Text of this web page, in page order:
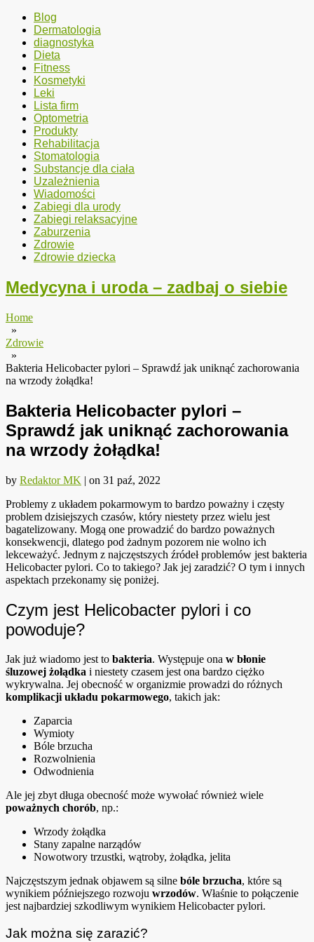
Blog
Dermatologia
diagnostyka
Dieta
Fitness
Kosmetyki
Leki
Lista firm
Optometria
Produkty
Rehabilitacja
Stomatologia
Substancje dla ciała
Uzależnienia
Wiadomości
Zabiegi dla urody
Zabiegi relaksacyjne
Zaburzenia
Zdrowie
Zdrowie dziecka
Medycyna i uroda – zadbaj o siebie
Home
»
Zdrowie
»
Bakteria Helicobacter pylori – Sprawdź jak uniknąć zachorowania
na wrzody żołądka!
Bakteria Helicobacter pylori –
Sprawdź jak uniknąć zachorowania
na wrzody żołądka!
by Redaktor MK | on 31 paź, 2022
Problemy z układem pokarmowym to bardzo poważny i częsty
problem dzisiejszych czasów, który niestety przez wielu jest
bagatelizowany. Mogą one prowadzić do bardzo poważnych
konsekwencji, dlatego pod żadnym pozorem nie wolno ich
lekceważyć. Jednym z najczęstszych źródeł problemów jest bakteria
Helicobacter pylori. Co to takiego? Jak jej zaradzić? O tym i innych
aspektach przekonamy się poniżej.
Czym jest Helicobacter pylori i co
powoduje?
Jak już wiadomo jest to bakteria. Występuje ona w błonie
śluzowej żołądka i niestety czasem jest ona bardzo ciężko
wykrywalna. Jej obecność w organizmie prowadzi do różnych
komplikacji układu pokarmowego, takich jak:
Zaparcia
Wymioty
Bóle brzucha
Rozwolnienia
Odwodnienia
Ale jej zbyt długa obecność może wywołać również wiele
poważnych chorób, np.:
Wrzody żołądka
Stany zapalne narządów
Nowotwory trzustki, wątroby, żołądka, jelita
Najczęstszym jednak objawem są silne bóle brzucha, które są
wynikiem późniejszego rozwoju wrzodów. Właśnie to połączenie
jest najbardziej szkodliwym wynikiem Helicobacter pylori.
Jak można się zarazić?